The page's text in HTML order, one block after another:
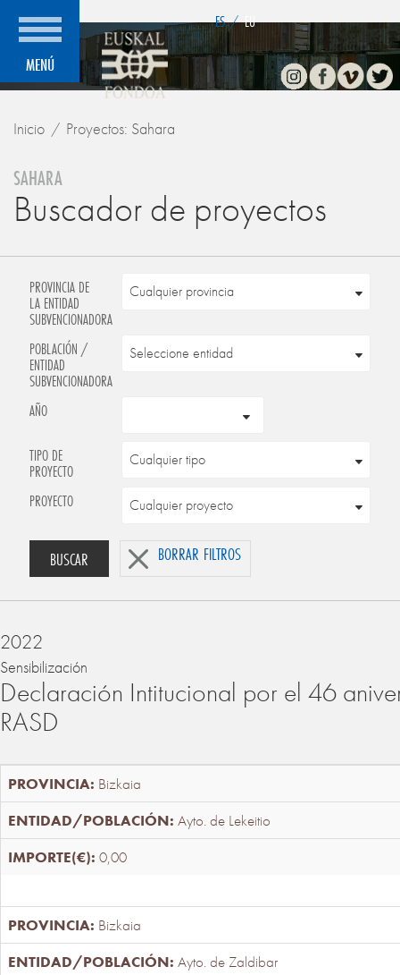
MENÚ
ES / EU
InstagramFacebook
Vimeo
Inicio Proyectos: Sahara
SAHARA
Buscador de proyectos
PROVINCIA DE
LA ENTIDAD
SUBVENCIONADORA
POBLACIÓN /
ENTIDAD
SUBVENCIONADORA
AÑO
TIPO DE
PROYECTO
PROYECTO
BUSCAR BORRAR FILTROS
2022
Sensibilización
Declaración Intitucional por el 46
RASD
Bizkaia
Ayto. de Lekeitio
0,00
Bizkaia
Ayto. de Zaldibar